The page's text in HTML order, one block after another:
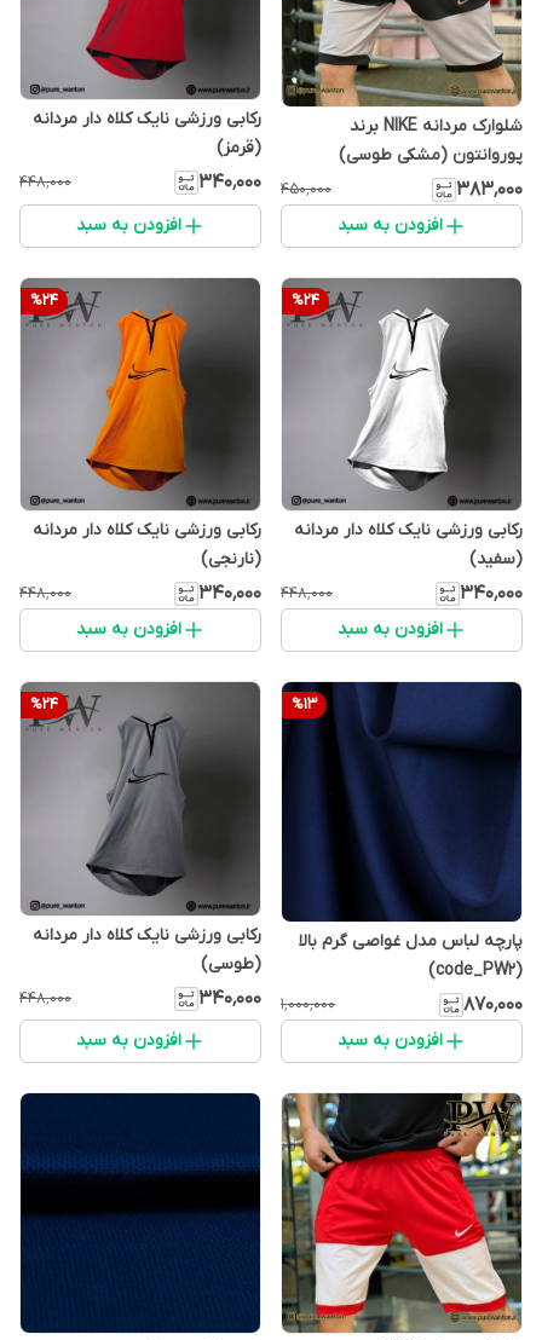
شلوارک مردانه NIKE برند
پوروانتون (مشکی طوسی)
۳۸۳٬۰۰۰ ۴۵۰٬۰۰۰
افزودن به سبد
رکابی ورزشی نایک کلاه دار مردانه
(قرمز)
۳۴۰٬۰۰۰ ۴۴۸٬۰۰۰
افزودن به سبد
%24
رکابی ورزشی نایک کلاه دار مردانه
(سفید)
۳۴۰٬۰۰۰ ۴۴۸٬۰۰۰
افزودن به سبد
%24
رکابی ورزشی نایک کلاه دار مردانه
(نارنجی)
۳۴۰٬۰۰۰ ۴۴۸٬۰۰۰
افزودن به سبد
%13
پارچه لباس مدل غواصی گرم بالا
(code_PW2)
۸۷۰٬۰۰۰ ۱٬۰۰۰٬۰۰۰
افزودن به سبد
%24
رکابی ورزشی نایک کلاه دار مردانه
(طوسی)
۳۴۰٬۰۰۰ ۴۴۸٬۰۰۰
افزودن به سبد